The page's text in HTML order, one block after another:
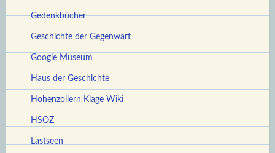
Gedenkbücher
Geschichte der Gegenwart
Google Museum
Haus der Geschichte
Hohenzollern Klage Wiki
HSOZ
Lastseen